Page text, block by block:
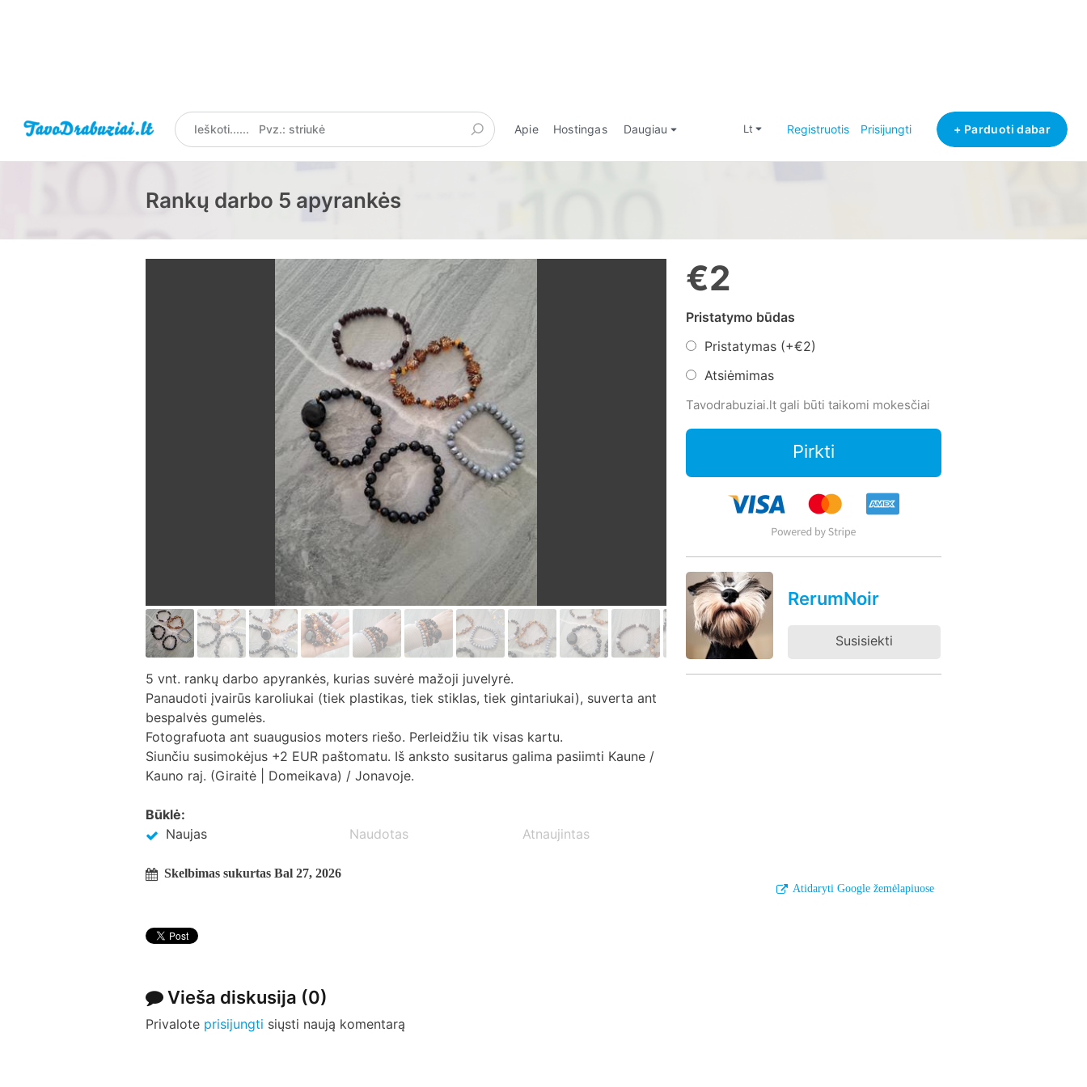
Apie Hostingas Daugiau lt Registruotis Prisijungti + Parduoti dabar
Rankų darbo 5 apyrankės
5 vnt. rankų darbo apyrankės, kurias suvėrė mažoji juvelyrė.
Panaudoti įvairūs karoliukai (tiek plastikas, tiek stiklas, tiek gintariukai), suverta ant
bespalvės gumelės.
Fotografuota ant suaugusios moters riešo. Perleidžiu tik visas kartu.
Siunčiu susimokėjus +2 EUR paštomatu. Iš anksto susitarus galima pasiimti Kaune /
Kauno raj. (Giraitė | Domeikava) / Jonavoje.
Būklė:
Naujas
Naudotas Atnaujintas
Skelbimas sukurtas Bal 27, 2026
Vieša diskusija (0)
Privalote prisijungti siųsti naują komentarą
€2
Pristatymo būdas
Pristatymas (+€2)
Atsiėmimas
Tavodrabuziai.lt gali būti taikomi mokesčiai
Pirkti
RerumNoir
Susisiekti
Atidaryti Google žemėlapiuose